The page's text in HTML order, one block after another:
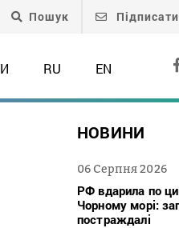
Пошук
RU EN
НОВИНИ
06 Серпня 2026
РФ вдарила по
Чорному морі:
постраждалі